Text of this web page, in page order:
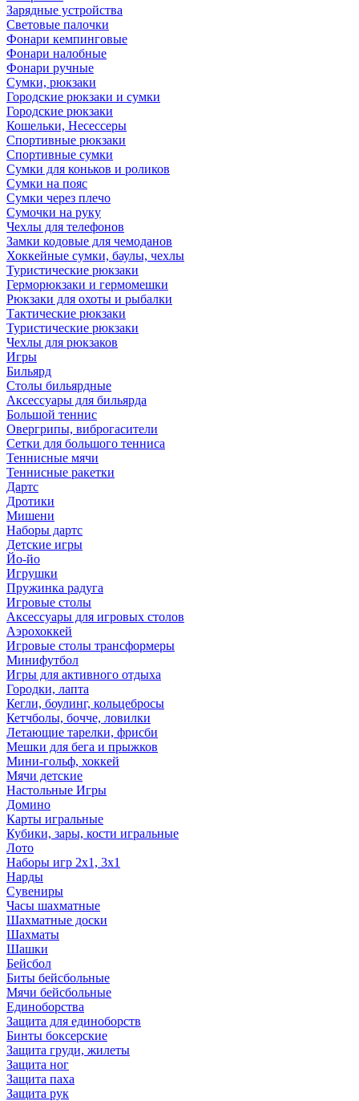
Зарядные устройства
Световые палочки
Фонари кемпинговые
Фонари налобные
Фонари ручные
Сумки, рюкзаки
Городские рюкзаки и сумки
Городские рюкзаки
Кошельки, Несессеры
Спортивные рюкзаки
Спортивные сумки
Сумки для коньков и роликов
Сумки на пояс
Сумки через плечо
Сумочки на руку
Чехлы для телефонов
Замки кодовые для чемоданов
Хоккейные сумки, баулы, чехлы
Туристические рюкзаки
Герморюкзаки и гермомешки
Рюкзаки для охоты и рыбалки
Тактические рюкзаки
Туристические рюкзаки
Чехлы для рюкзаков
Игры
Бильярд
Столы бильярдные
Аксессуары для бильярда
Большой теннис
Овергрипы, виброгасители
Сетки для большого тенниса
Теннисные мячи
Теннисные ракетки
Дартс
Дротики
Мишени
Наборы дартс
Детские игры
Йо-йо
Игрушки
Пружинка радуга
Игровые столы
Аксессуары для игровых столов
Аэрохоккей
Игровые столы трансформеры
Минифутбол
Игры для активного отдыха
Городки, лапта
Кегли, боулинг, кольцебросы
Кетчболы, бочче, ловилки
Летающие тарелки, фрисби
Мешки для бега и прыжков
Мини-гольф, хоккей
Мячи детские
Настольные Игры
Домино
Карты игральные
Кубики, зары, кости игральные
Лото
Наборы игр 2х1, 3х1
Нарды
Сувениры
Часы шахматные
Шахматные доски
Шахматы
Шашки
Бейсбол
Биты бейсбольные
Мячи бейсбольные
Единоборства
Защита для единоборств
Бинты боксерские
Защита груди, жилеты
Защита ног
Защита паха
Защита рук